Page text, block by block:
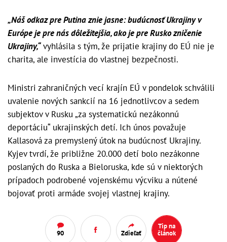
„Náš odkaz pre Putina znie jasne: budúcnosť Ukrajiny v
Európe je pre nás dôležitejšia, ako je pre Rusko zničenie
Ukrajiny,“vyhlásila s tým, že prijatie krajiny do EÚ nie je
charita, ale investícia do vlastnej bezpečnosti.
Ministri zahraničných vecí krajín EÚ v pondelok schválili
uvalenie nových sankcií na 16 jednotlivcov a sedem
subjektov v Rusku „za systematickú nezákonnú
deportáciu“ ukrajinských detí. Ich únos považuje
Kallasová za premyslený útok na budúcnosť Ukrajiny.
Kyjev tvrdí, že približne 20.000 detí bolo nezákonne
poslaných do Ruska a Bieloruska, kde sú v niektorých
prípadoch podrobené vojenskému výcviku a nútené
bojovať proti armáde svojej vlastnej krajiny.
90 Zdieľať
Tip na
článok